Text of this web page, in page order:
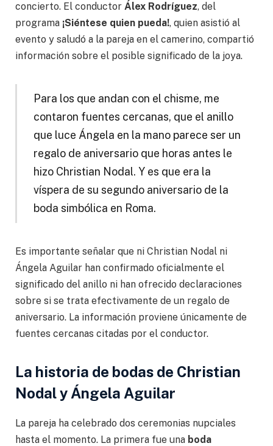
concierto. El conductor Álex Rodríguez, del
programa ¡Siéntese quien pueda!, quien asistió al
evento y saludó a la pareja en el camerino, compartió
información sobre el posible significado de la joya.
Para los que andan con el chisme, me
contaron fuentes cercanas, que el anillo
que luce Ángela en la mano parece ser un
regalo de aniversario que horas antes le
hizo Christian Nodal. Y es que era la
víspera de su segundo aniversario de la
boda simbólica en Roma.
Es importante señalar que ni Christian Nodal ni
Ángela Aguilar han confirmado oficialmente el
significado del anillo ni han ofrecido declaraciones
sobre si se trata efectivamente de un regalo de
aniversario. La información proviene únicamente de
fuentes cercanas citadas por el conductor.
La historia de bodas de Christian
Nodal y Ángela Aguilar
La pareja ha celebrado dos ceremonias nupciales
hasta el momento. La primera fue una boda